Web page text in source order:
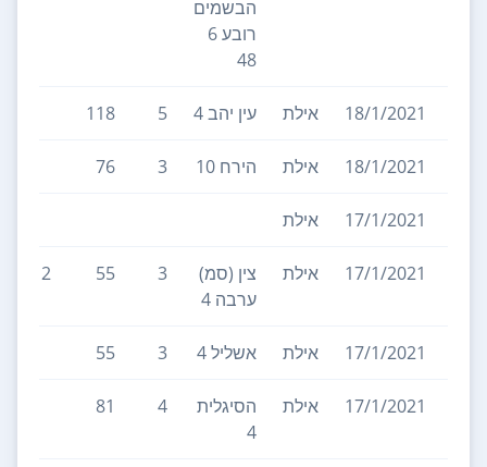
הבשמים
רובע 6
48
18/1/2021 אילת עין יהב 4 5
118
18/1/2021 אילת הירח 10 3
76
17/1/2021 אילת
17/1/2021 אילת
צין (סמ)
ערבה 4
3
55
2
17/1/2021 אילת אשליל 4 3
55
17/1/2021 אילת
הסיגלית
4
4
81